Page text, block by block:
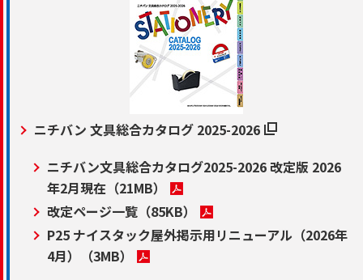
ニチバン 文具総合カタログ 2025-2026
ニチバン文具総合カタログ2025-2026 改定版 2026
年2月現在 （21MB）
改定ページ一覧 （85KB）
P25 ナイスタック屋外掲示用リニューアル（2026年
4月）
（3MB）